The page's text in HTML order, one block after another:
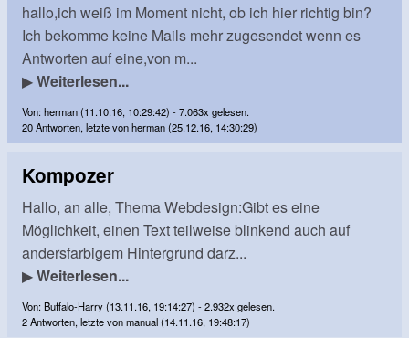
hallo,ich weiß im Moment nicht, ob ich hier richtig bin?
Ich bekomme keine Mails mehr zugesendet wenn es
Antworten auf eine,von m...
▶Weiterlesen...
Von: herman (11.10.16, 10:29:42) - 7.063x gelesen.
20 Antworten, letzte von herman (25.12.16, 14:30:29)
Kompozer
Hallo, an alle, Thema Webdesign:Gibt es eine
Möglichkeit, einen Text teilweise blinkend auch auf
andersfarbigem Hintergrund darz...
▶Weiterlesen...
Von: Buffalo-Harry (13.11.16, 19:14:27) - 2.932x gelesen.
2 Antworten, letzte von manual (14.11.16, 19:48:17)